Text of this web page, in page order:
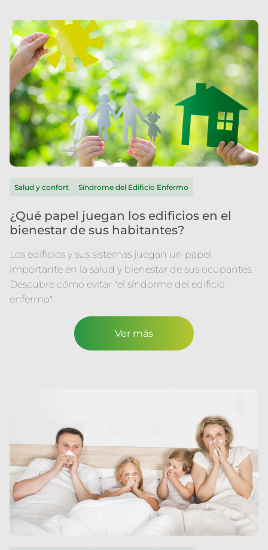
Salud y confort Síndrome del Edificio Enfermo
¿Qué papel juegan los edificios en el
bienestar de sus habitantes?
Los edificios y sus sistemas juegan un papel
importante en la salud y bienestar de sus ocupantes.
Descubre cómo evitar "el síndorme del edificio
enfermo"
Ver más